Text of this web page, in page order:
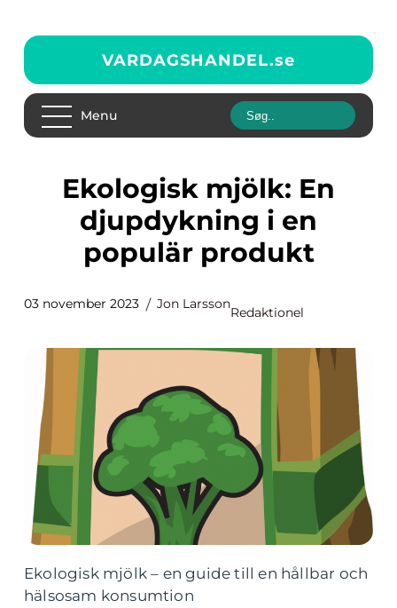
VARDAGSHANDEL.se
Menu
Ekologisk mjölk: En
djupdykning i en
populär produkt
03 november 2023 Jon Larsson
Redaktionel
Ekologisk mjölk – en guide till en hållbar och
hälsosam konsumtion